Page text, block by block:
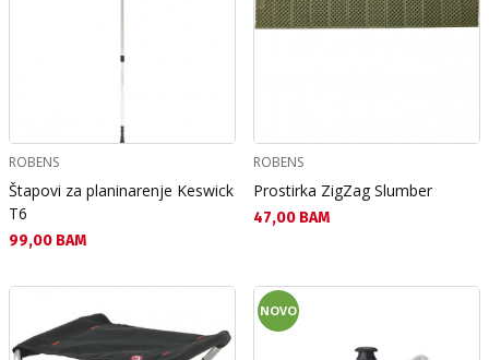
ROBENS
Štapovi za planinarenje Keswick
T6
Текуща цена:
99,00 BAM
ROBENS
Prostirka ZigZag Slumber
Текуща цена:
47,00 BAM
NOVO